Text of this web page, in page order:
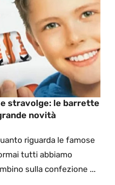
stravolge: le barrette
novità
riguarda le famose
tutti abbiamo
sulla confezione ...